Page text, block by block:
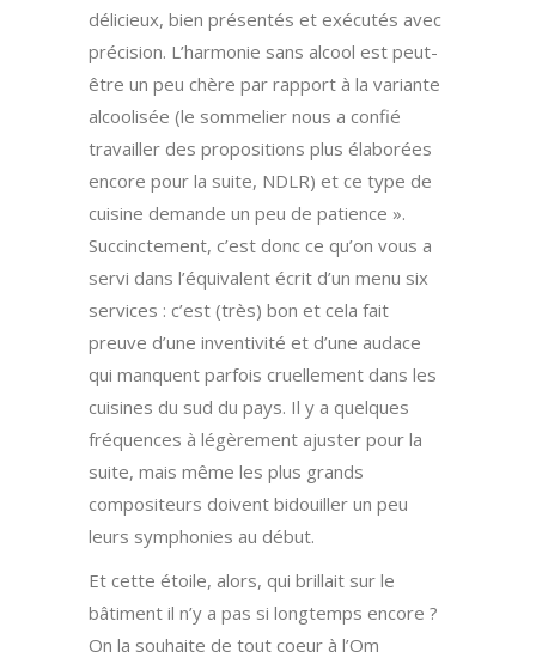
délicieux, bien présentés et exécutés avec
précision. L’harmonie sans alcool est peut-
être un peu chère par rapport à la variante
alcoolisée (le sommelier nous a confié
travailler des propositions plus élaborées
encore pour la suite, NDLR) et ce type de
cuisine demande un peu de patience ».
Succinctement, c’est donc ce qu’on vous a
servi dans l’équivalent écrit d’un menu six
services : c’est (très) bon et cela fait
preuve d’une inventivité et d’une audace
qui manquent parfois cruellement dans les
cuisines du sud du pays. Il y a quelques
fréquences à légèrement ajuster pour la
suite, mais même les plus grands
compositeurs doivent bidouiller un peu
leurs symphonies au début.
Et cette étoile, alors, qui brillait sur le
bâtiment il n’y a pas si longtemps encore ?
On la souhaite de tout coeur à l’Om